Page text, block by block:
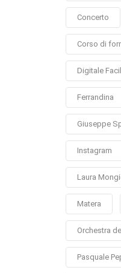
Concerto
Corso di
Digitale
Ferrandina
Giuseppe
Instagram
Laura
Matera
Orchestra
Pasquale